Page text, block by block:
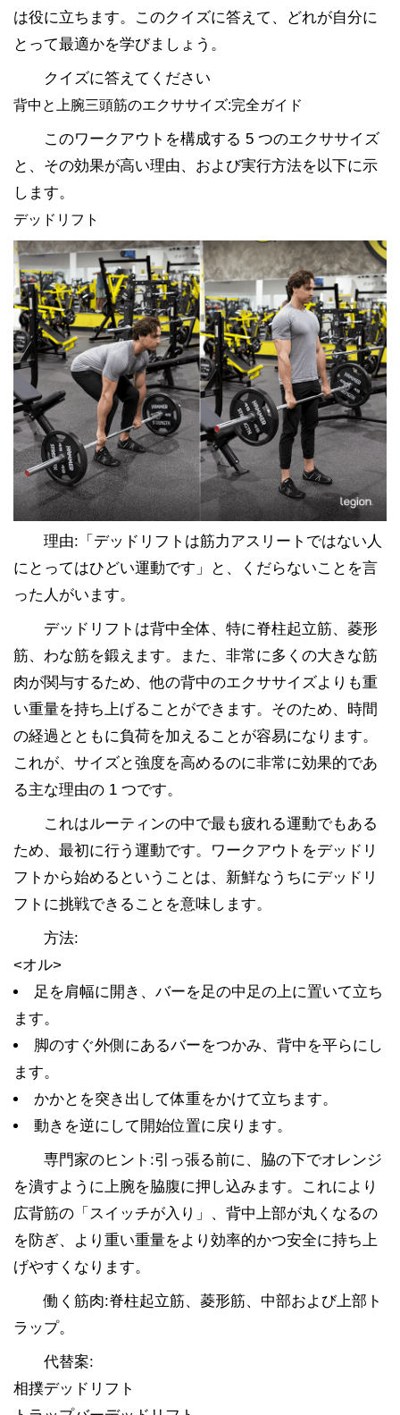
は役に立ちます。このクイズに答えて、どれが自分に
とって最適かを学びましょう。
クイズに答えてください
背中と上腕三頭筋のエクササイズ:完全ガイド
このワークアウトを構成する 5 つのエクササイズ
と、その効果が高い理由、および実行方法を以下に示
します。
デッドリフト
理由:「デッドリフトは筋力アスリートではない人
にとってはひどい運動です」と、くだらないことを言
った人がいます。
デッドリフトは背中全体、特に脊柱起立筋、菱形
筋、わな筋を鍛えます。また、非常に多くの大きな筋
肉が関与するため、他の背中のエクササイズよりも重
い重量を持ち上げることができます。そのため、時間
の経過とともに負荷を加えることが容易になります。
これが、サイズと強度を高めるのに非常に効果的であ
る主な理由の 1 つです。
これはルーティンの中で最も疲れる運動でもある
ため、最初に行う運動です。ワークアウトをデッドリ
フトから始めるということは、新鮮なうちにデッドリ
フトに挑戦できることを意味します。
方法:
<オル>
足を肩幅に開き、バーを足の中足の上に置いて立ち
ます。
脚のすぐ外側にあるバーをつかみ、背中を平らにし
ます。
かかとを突き出して体重をかけて立ちます。
動きを逆にして開始位置に戻ります。
専門家のヒント:引っ張る前に、脇の下でオレンジ
を潰すように上腕を脇腹に押し込みます。これにより
広背筋の「スイッチが入り」、背中上部が丸くなるの
を防ぎ、より重い重量をより効率的かつ安全に持ち上
げやすくなります。
働く筋肉:脊柱起立筋、菱形筋、中部および上部ト
ラップ。
代替案:
相撲デッドリフト